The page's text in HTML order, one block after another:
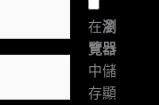
在瀏
覽器
中儲
存顯